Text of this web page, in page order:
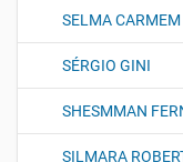
SELMA
SÉRGIO GINI
SHESMMAN
SILMARA